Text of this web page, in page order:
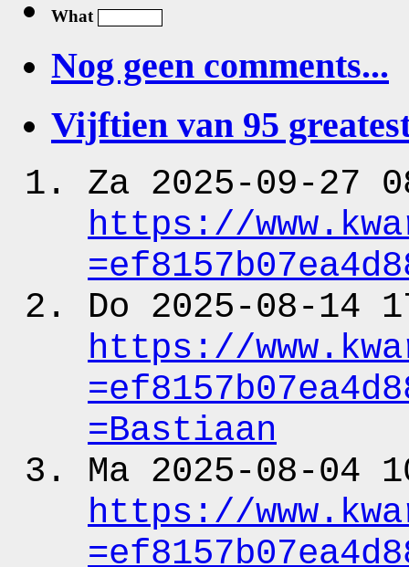
What
Nog geen comments...
Vijftien van 95
Za 2025-09-27
https://
Do 2025-08-14
https://
=Bastiaan
Ma 2025-08-04
https://